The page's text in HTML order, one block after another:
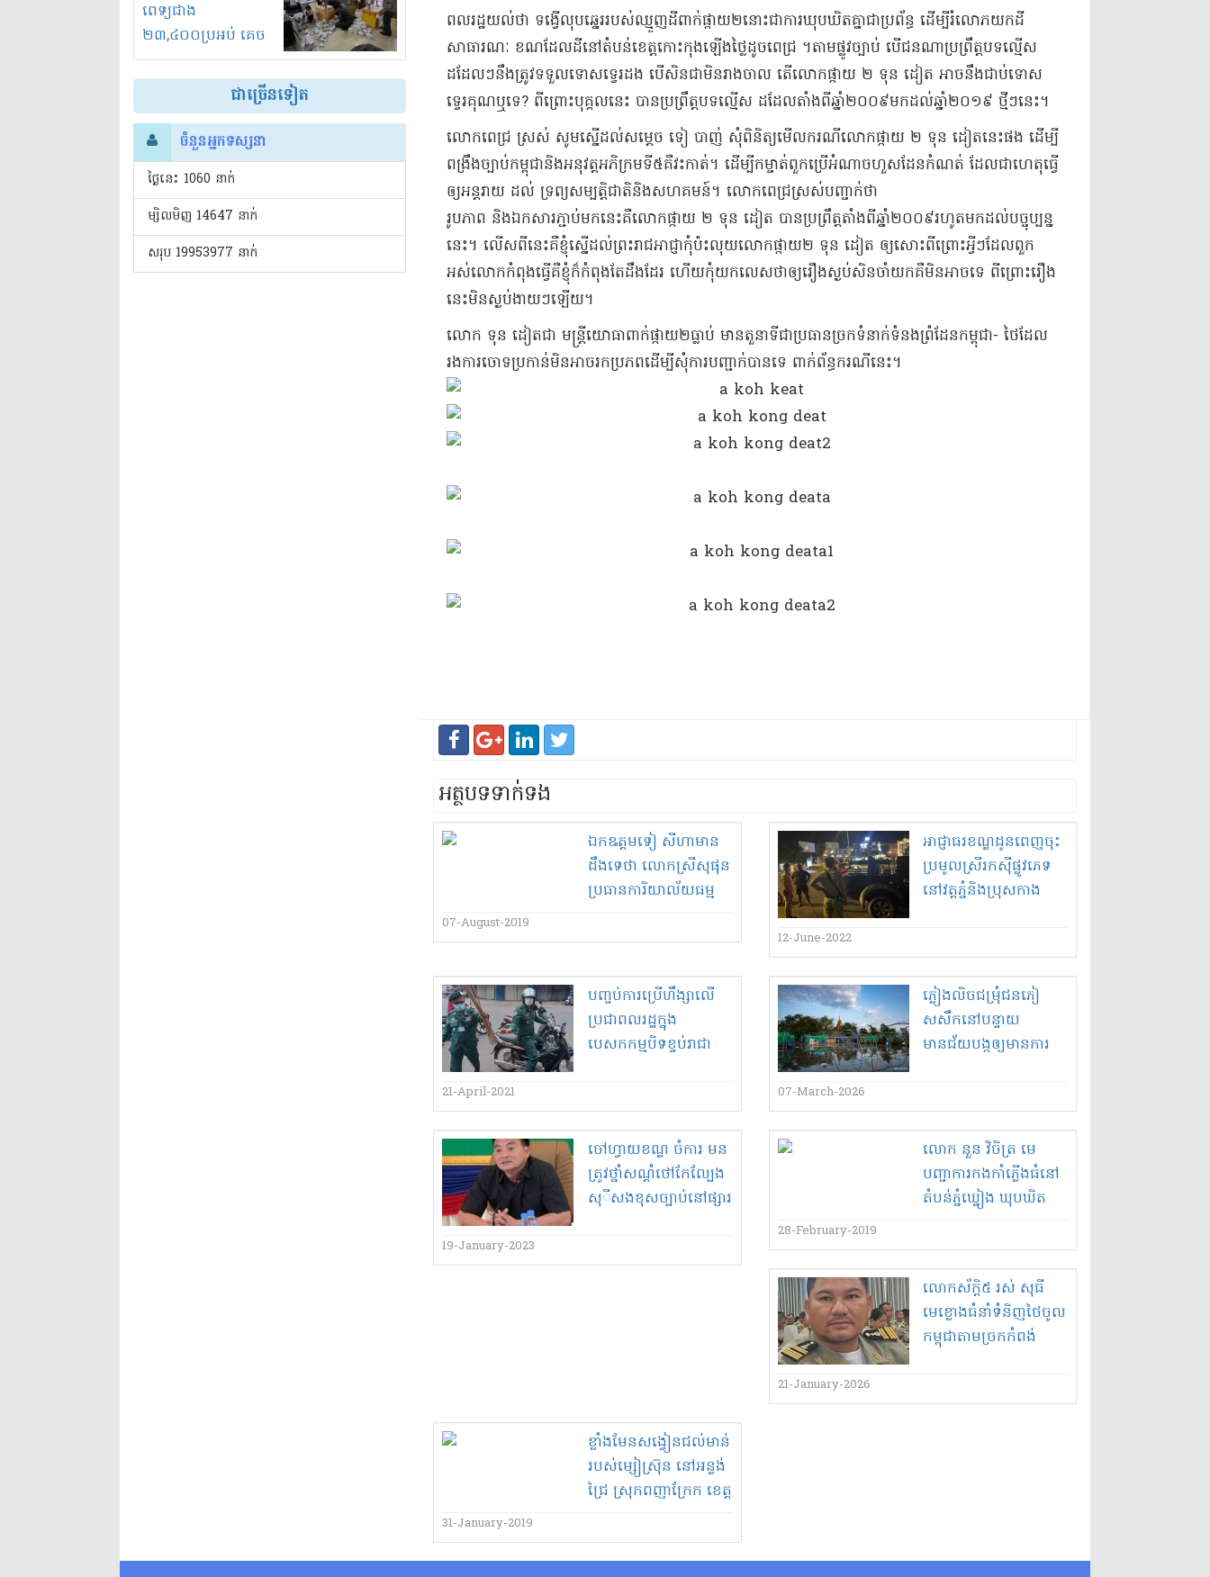
ពេទ្យជាង
២៣,៤០០ប្រអប់ គេច
ពន្ធនិងអត់ច្បាប់នាំ
ចូល!?
ជាច្រើនទៀត
ចំនួនអ្នកទស្សនា
ថ្ងៃនេះ​ 1060 នាក់
ម្សិលមិញ 14647 នាក់
សរុប 19953977 នាក់
ពលរដ្ឋ​យល់ថា ទង្វើ​លុប​ឆ្នេរ​របស់​ឈ្មួញ​ដី​ពាក់​ផ្កាយ​២​នោះ​ជាការ​ឃុបឃិត​គ្នា​ជា​ប្រព័ន្ធ ដើម្បី​រំលោភ​យក​ដី​
សាធារណៈ ខណដែល​ដី​នៅ​តំបន់​ខេត្តកោះកុង​ឡើងថ្លៃ​ដូច​ពេជ្រ ។​តាមផ្លូវ​ច្បាប់ បើ​ជន​ណា​ប្រព្រឹត្ត​បទល្មើស​
ដដែលៗ​នឹងត្រូវ​ទទួលទោស​ទ្វេ​រដង បើសិនជា​មិន​រាងចាល តើ​លោក​ផ្កាយ ២ ទុន ដៀ​ត អាច​នឹង​ជាប់ទោស​
ទ្វេរ​គុណ​ឬទេ​? ពីព្រោះ​បុគ្គល​នេះ បាន​ប្រព្រឹត្ត​បទល្មើស ដដែល​តាំងពី​ឆ្នាំ​២០០៩​មកដល់​ឆ្នាំ​២០១៩ ថ្មីៗ​នេះ​។
​លោក​ពេជ្រ ស្រស់ សូម​ស្នើ​ដល់​សម្តេច ទៀ បាញ់ សុំ​ពិនិត្យមើល​ករណី​លោក​ផ្កាយ ២ ទុន ដៀ​ត​នេះ​ផង ដើម្បី​
ពង្រឹង​ច្បាប់​កម្ពុជា​និង​អនុវត្ត​អភិក្រម​ទី​៥​គឺ​វះកាត់​។ ដើម្បី​កម្ចាត់​ពួក​ប្រើ​អំណាច​ហួស​ដែន​កំណត់ ដែលជា​ហេតុ​ធ្វើ​
ឲ្យ​​អន្តរាយ ដល់ ទ្រព្យសម្បត្តិ​ជាតិ​និង​សហគមន៍​។ លោក​ពេជ្រ​ស្រស់​បញ្ចា​ក់ថា​
​រូបភាព និង​ឯកសារ​ភ្ជាប់​មកនេះ​គឺ​លោក​ផ្កាយ ២ ទុន ដៀ​ត បាន​​ប្រព្រឹត្ត​តាំងពី​ឆ្នាំ​២០០៩​រហូតមកដល់​បច្ចុប្បន្ន​
នេះ​។ លើសពីនេះ​គឺ​​ខ្ញុំ​ស្នើ​ដល់​ព្រះរាជអាជ្ញា​កុំ​ប៉ះ​លុយ​លោក​ផ្កាយ​២ ទុន ដៀ​ត ឲ្យ​សោះ​ពីព្រោះ​អ្វីៗ​ដែល​ពួក​
អស់លោក​កំពុង​ធ្វើ​គឺ​ខ្ញុំ​ក៏​កំពុងតែ​ដឹង​ដែរ ហើយ​កុំ​យក​លេស​ថា​ឲ្យ​រឿង​ស្ងប់​សិន​ចាំ​យក​គឺ​មិនអាច​ទេ ពីព្រោះ​រឿង
នេះ​មិន​ស្ងប់​ងាយៗ​ឡើយ​។
​លោក ទុន ដៀ​ត​ជា មន្ត្រី​យោធា​ពាក់​ផ្កាយ​២​ធ្លាប់ មាន​តួនាទី​ជា​ប្រធាន​ច្រក​ទំនាក់ទំនង​ព្រំដែន​កម្ពុជា​- ថៃ​ដែល​
រង​ការចោទប្រកាន់​មិនអាច​រក​ប្រភព​ដើម្បី​សុំ​ការបញ្ជាក់​បានទេ ពាក់ព័ន្ធ​ករណីនេះ​។​
អត្ថបទទាក់ទង
ឯក​ឩ​ត្ដម​ទៀ សីហា​មាន
ដឹង​ទេ​ថា លោកស្រី​សុ​ផុន
ប្រធានការិយាល័យ​ធម្ម
នឹង​លោក​ចៀប ចក មេឃុំ​
ន៏​ជិត​២០០​ហិកតា​?!
07-August-2019
អាជ្ញាធរ​ខណ្ឌដូនពេញ​ចុះ​
ប្រមូល​ស្រីរកស៊ីផ្លូវភេទ​
នៅ​វត្តភ្នំ​និង​ប្រុសកាង​
12-June-2022
បញ្ចប់​ការប្រើ​ហឹ​ង្សា​លើ​
ប្រជាពលរដ្ឋ​ក្នុង​
បេសកកម្ម​បិទ​ខ្ទប់​រាជា​
21-April-2021
ភ្លៀងលិចជម្រុំជនភៀ
សសឹកនៅបន្ទាយ
មានជ័យបង្កឲ្យមានការ
07-March-2026
ចៅហ្វាយខណ្ឌ ចំការ មន
ត្រូវ​ថ្នាំ​សណ្តំ​ថៅកែ​ល្បែង​
សុ​ី​សង​ខុសច្បាប់​នៅ​ផ្សារ​
19-January-2023
លោក នួន វិចិត្រ មេ
បញ្ជាការ​កងកាំភ្លើងធំ​នៅ​
តំបន់ភ្នំ​ឃ្នៀង ​ឃុបឃិត​
ឈ្មោះ​គឹម ពេជ្រ យក​ដី​
រាស្ត្រ ដែល​អភិបាលខេត្ត​
កំពង់ឆ្នាំង​បាន​សម្រប
សម្រួល​ដោះស្រាយ​ជូន​
ប្រជាពលរដ្ឋ​លក់​អោយ​
28-February-2019
លោកស័ក្តិ៥ រស់ សុធី
មេខ្លោងធំនាំទំនិញថៃចូល
កម្ពុជាតាមច្រកកំពង់
21-January-2026
ខ្លាំង​មែន​សង្វៀន​ជល់​មាន់​
របស់​ម្សៀ​ស្រ៊ុន នៅ​អន្លង់​
ជ្រៃ ស្រុក​ពញាក្រែក ខេត្ត​
ប៉ះ ​ព្រោះ​ខ្លាច​ខ្នងបង្អែក​?!
31-January-2019